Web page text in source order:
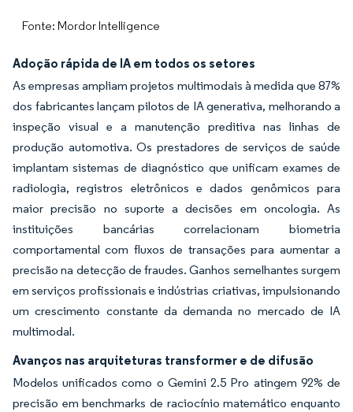
Fonte: Mordor Intelligence
Adoção rápida de IA em todos os setores
As empresas ampliam projetos multimodais à medida que 87%
dos fabricantes lançam pilotos de IA generativa, melhorando a
inspeção visual e a manutenção preditiva nas linhas de
produção automotiva. Os prestadores de serviços de saúde
implantam sistemas de diagnóstico que unificam exames de
radiologia, registros eletrônicos e dados genômicos para
maior precisão no suporte a decisões em oncologia. As
instituições bancárias correlacionam biometria
comportamental com fluxos de transações para aumentar a
precisão na detecção de fraudes. Ganhos semelhantes surgem
em serviços profissionais e indústrias criativas, impulsionando
um crescimento constante da demanda no mercado de IA
multimodal.
Avanços nas arquiteturas transformer e de difusão
Modelos unificados como o Gemini 2.5 Pro atingem 92% de
precisão em benchmarks de raciocínio matemático enquanto